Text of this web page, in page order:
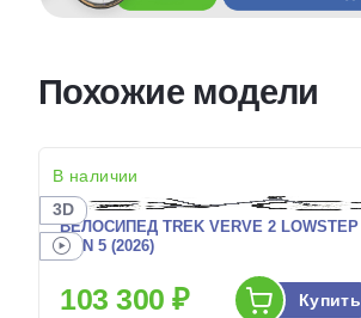
Похожие модели
В наличии
3D
ВЕЛОСИПЕД TREK VERVE 2 LOWSTEP
GEN 5 (2026)
103 300 ₽ Купить